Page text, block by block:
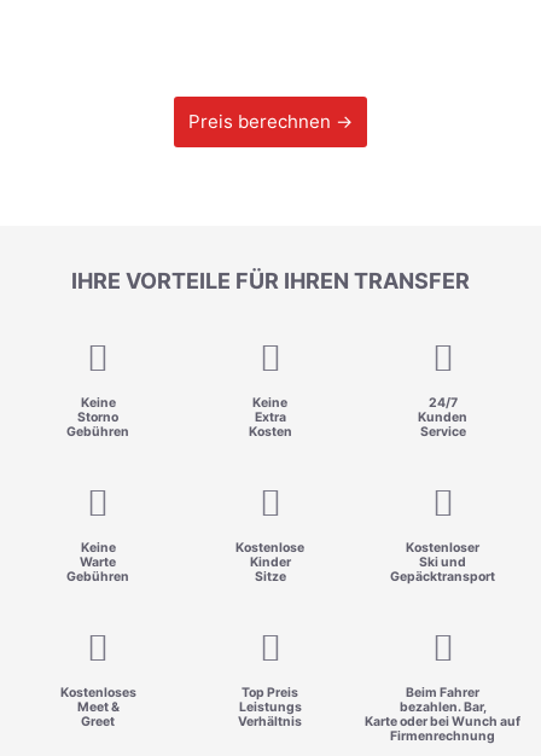
Preis berechnen →
IHRE VORTEILE FÜR IHREN TRANSFER
Keine
Storno
Gebühren
Keine
Extra
Kosten
24/7
Kunden
Service
Keine
Warte
Gebühren
Kostenlose
Kinder
Sitze
Kostenloser
Ski und
Gepäcktransport
Kostenloses
Meet &
Greet
Top Preis
Leistungs
Verhältnis
Beim Fahrer
bezahlen. Bar,
Karte oder bei Wunch auf
Firmenrechnung